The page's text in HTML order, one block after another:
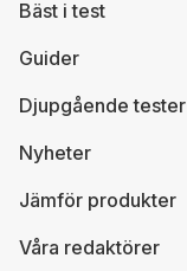
Bäst i test
Guider
Djupgående tester
Nyheter
Jämför produkter
Våra redaktörer